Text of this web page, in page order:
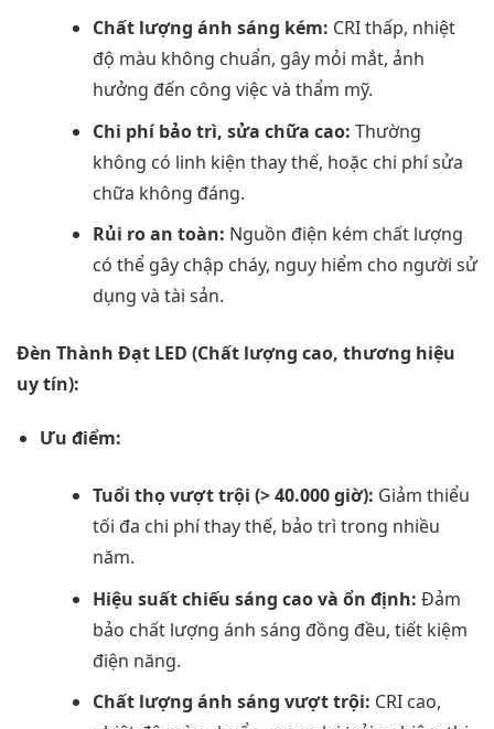
Chất lượng ánh sáng kém: CRI thấp, nhiệt
độ màu không chuẩn, gây mỏi mắt, ảnh
hưởng đến công việc và thẩm mỹ.
Chi phí bảo trì, sửa chữa cao: Thường
không có linh kiện thay thế, hoặc chi phí sửa
chữa không đáng.
Rủi ro an toàn: Nguồn điện kém chất lượng
có thể gây chập cháy, nguy hiểm cho người sử
dụng và tài sản.
Đèn Thành Đạt LED (Chất lượng cao, thương hiệu
uy tín):
Ưu điểm:
Tuổi thọ vượt trội (> 40.000 giờ): Giảm thiểu
tối đa chi phí thay thế, bảo trì trong nhiều
năm.
Hiệu suất chiếu sáng cao và ổn định: Đảm
bảo chất lượng ánh sáng đồng đều, tiết kiệm
điện năng.
Chất lượng ánh sáng vượt trội: CRI cao,